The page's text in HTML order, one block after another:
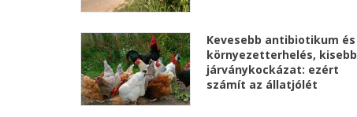
Kevesebb antibiotikum és
környezetterhelés, kisebb
járványkockázat: ezért
számít az állatjólét